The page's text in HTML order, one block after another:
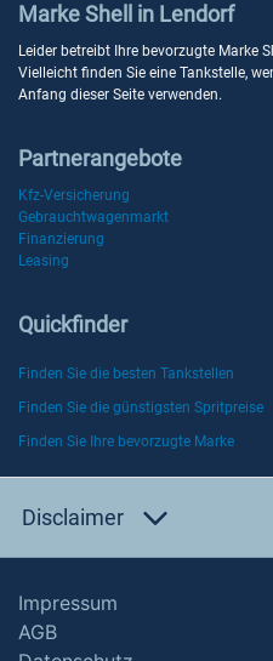
Marke Shell in Lendorf
Leider betreibt Ihre bevorzugte Marke
Vielleicht finden Sie eine Tankstelle,
Anfang dieser Seite verwenden.
Partnerangebote
Kfz-Versicherung
Gebrauchtwagenmarkt
Finanzierung
Leasing
Quickfinder
Finden Sie die besten Tankstellen
Finden Sie die günstigsten Spritpreise
Finden Sie Ihre bevorzugte Marke
Disclaimer
Impressum
AGB